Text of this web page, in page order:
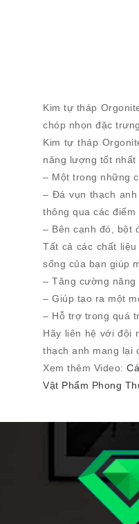
Kim tự tháp
chóp nhọn đặc
Kim tự tháp
năng lượng tốt nhất
– Một trong những
– Đá vụn thạch
thông qua các điểm
– Bên cạnh đó, bột
Tất cả các chất
sống của bạn giúp
– Tăng cường năng
– Giúp tạo ra một
– Hỗ trợ trong quá
Hãy liên hệ với đội
thạch anh mang lại
Xem thêm Video:
Vật Phẩm Phong